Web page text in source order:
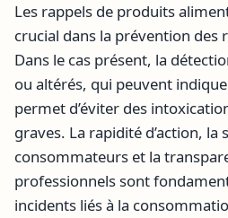
Les rappels de produits
crucial dans la prévention des
Dans le cas présent, la
ou altérés, qui peuvent
permet d’éviter des
graves. La rapidité d’action, la
consommateurs et la
professionnels sont
incidents liés à la